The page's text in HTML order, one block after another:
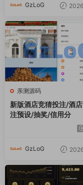
GzLoG
亲测源码
新版酒店竞猜投注/酒
注预设/抽奖/信用分
GzLoG